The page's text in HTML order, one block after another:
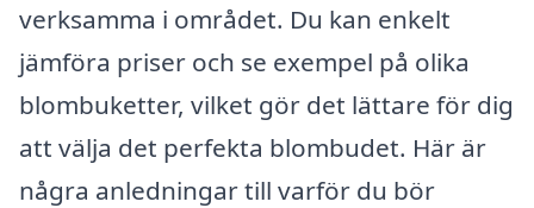
verksamma i området. Du kan enkelt
jämföra priser och se exempel på olika
blombuketter, vilket gör det lättare för dig
att välja det perfekta blombudet. Här är
några anledningar till varför du bör